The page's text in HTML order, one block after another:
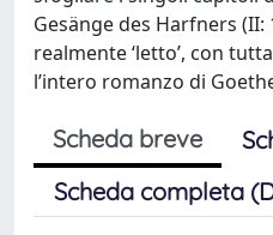
Gesänge des Harfners (II:
realmente ‘letto’, con
l’intero romanzo di
Scheda breve
Scheda completa